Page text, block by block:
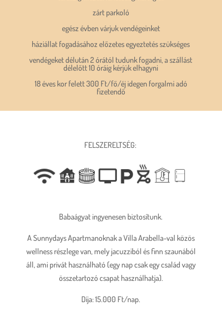
zárt parkoló
egész évben várjuk vendégeinket
háziállat fogadásához előzetes egyeztetés szükséges
vendégeket délután 2 órától tudunk fogadni, a szállást
délelőtt 10 óráig kérjük elhagyni
18 éves kor felett 300 Ft/fő/éj idegen forgalmi adó
fizetendő
FELSZERELTSÉG:
Babaágyat ingyenesen biztosítunk.
A Sunnydays Apartmanoknak a Villa Arabella-val közös
wellness részlege van, mely jacuzziból és finn szaunából
áll, ami privát használható (egy nap csak egy család vagy
összetartozó csapat használhatja).
Díja: 15.000 Ft/nap.